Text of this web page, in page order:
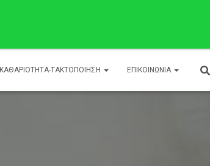
ΚΑΘΑΡΙΟΤΗΤΑ-ΤΑΚΤΟΠΟΙΗΣΗ ΕΠΙΚΟΙΝΩΝΊΑ